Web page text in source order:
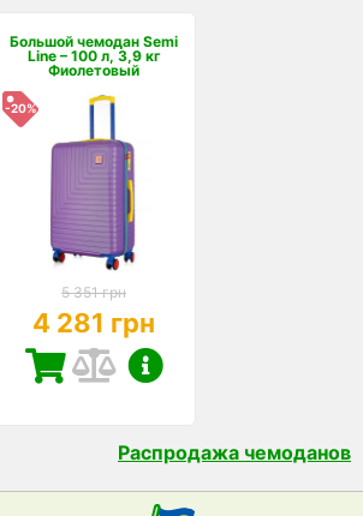
Большой чемодан Semi
Line – 100 л, 3,9 кг
Фиолетовый
-20%
5 351 грн
4 281 грн
Распродажа чемоданов